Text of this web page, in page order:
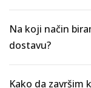
Na koji način
dostavu?
Kako da završim